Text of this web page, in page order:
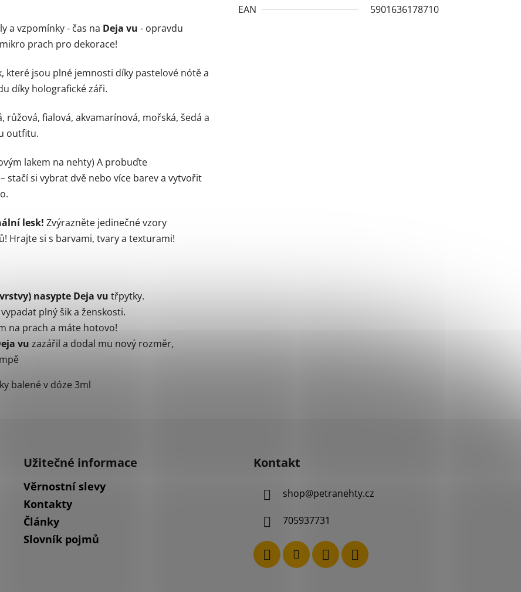
a vzpomínky - čas na Deja vu - opravdu
prach pro dekorace!
které jsou plné jemnosti díky pastelové nótě a
díky holografické záři.
růžová, fialová, akvamarínová, mořská, šedá a
outfitu.
lakem na nehty) A probuďte
stačí si vybrat dvě nebo více barev a vytvořit
lesk! Zvýrazněte jedinečné vzory
Hrajte si s barvami, tvary a texturami!
nasypte Deja vu třpytky.
plný šik a ženskosti.
na prach a máte hotovo!
vu zazářil a dodal mu nový rozměr,
balené v dóze 3ml
EAN
5901636178710
Užitečné informace
Věrnostní slevy
Kontakty
Články
Slovník pojmů
Kontakt
shop@petranehty.cz
705937731